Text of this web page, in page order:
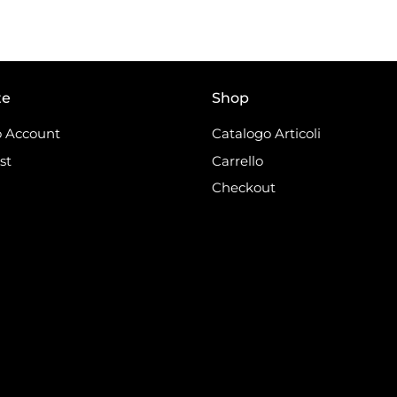
Account
Shop
Catalogo Articoli
Carrello
Checkout